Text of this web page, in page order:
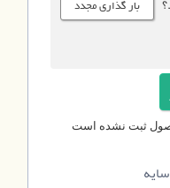
ثبت نشده است
سایه